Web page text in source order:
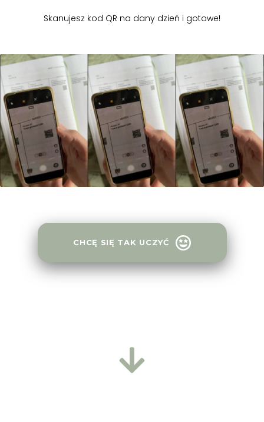
Skanujesz kod QR na dany dzień i gotowe!
CHCĘ SIĘ TAK UCZYĆ